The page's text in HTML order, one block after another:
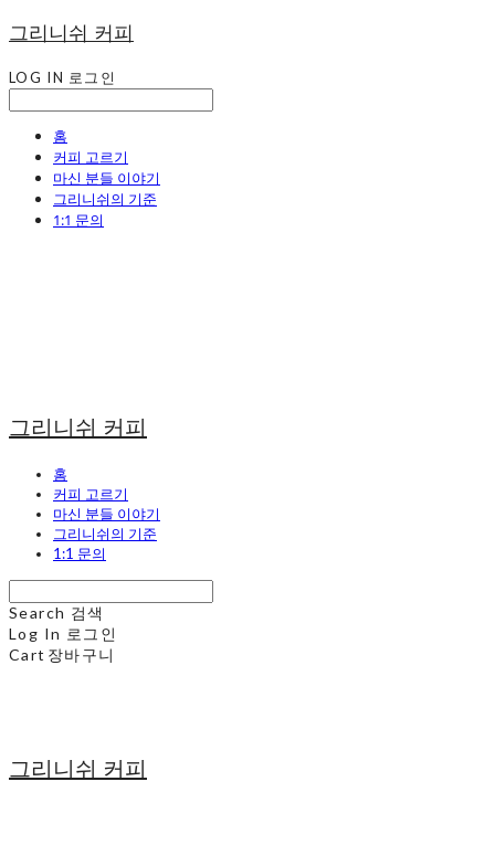
그리니쉬 커피
LOG IN 로그인
홈
커피 고르기
마신 분들 이야기
그리니쉬의 기준
1:1 문의
그리니쉬 커피
홈
커피 고르기
마신 분들 이야기
그리니쉬의 기준
1:1 문의
Search 검색
Log In 로그인
Cart 장바구니
그리니쉬 커피